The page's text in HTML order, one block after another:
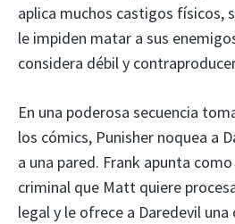
aplica muchos castigos físicos,
le impiden matar a sus
considera débil y
En una poderosa secuencia
los cómics, Punisher noquea a
a una pared. Frank apunta
criminal que Matt quiere
legal y le ofrece a Daredevil